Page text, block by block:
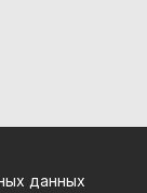
данных